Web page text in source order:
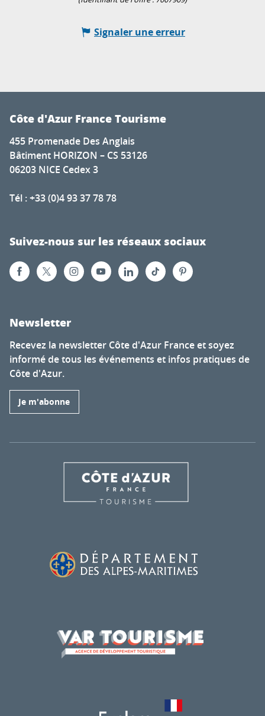
Signaler une erreur
Côte d'Azur France Tourisme
455 Promenade Des Anglais
Bâtiment HORIZON – CS 53126
06203 NICE Cedex 3
Tél : +33 (0)4 93 37 78 78
Suivez-nous sur les réseaux sociaux
Newsletter
Recevez la newsletter Côte d'Azur France et soyez
informé de tous les événements et infos pratiques de
Côte d'Azur.
Je m'abonne